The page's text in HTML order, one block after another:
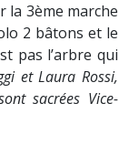
3ème marche
2 bâtons et le
pas l’arbre qui
et Laura Rossi,
sacrées Vice-